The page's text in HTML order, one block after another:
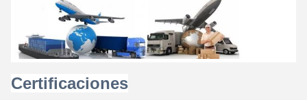
Certificaciones